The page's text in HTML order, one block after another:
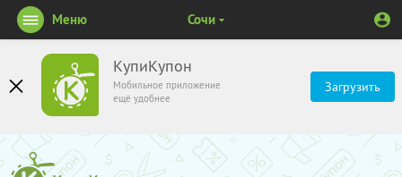
КупиКупон
Мобильное приложение
ещё удобнее
Загрузить
Меню Сочи